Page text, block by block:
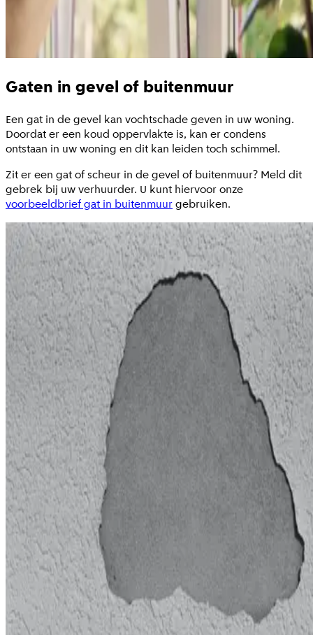
Gaten in gevel of buitenmuur
Een gat in de gevel kan vochtschade geven in uw woning.
Doordat er een koud oppervlakte is, kan er condens
ontstaan in uw woning en dit kan leiden toch schimmel.
Zit er een gat of scheur in de gevel of buitenmuur? Meld dit
gebrek bij uw verhuurder. U kunt hiervoor onze
voorbeeldbrief gat in buitenmuurgebruiken.